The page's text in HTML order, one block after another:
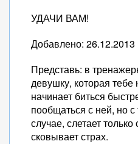
УДАЧИ ВАМ!
Добавлено: 26.12.2013
Представь: в
девушку, которая
начинает биться
пообщаться с ней, но
случае, слетает
сковывает страх.